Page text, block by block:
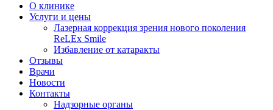
О клинике
Услуги и цены
Лазерная коррекция зрения нового поколения
ReLEx Smile
Избавление от катаракты
Отзывы
Врачи
Новости
Контакты
Надзорные органы